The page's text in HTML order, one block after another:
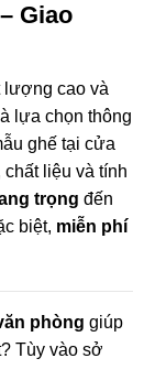
Giao
lượng cao và
lựa chọn thông
ghế tại cửa
chất liệu và tính
trọng đến
biệt, miễn phí
phòng giúp
Tùy vào sở